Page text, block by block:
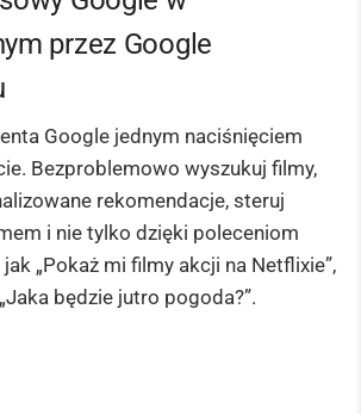
przez Google
Google jednym naciśnięciem
Bezproblemowo wyszukuj filmy,
rekomendacje, steruj
i nie tylko dzięki poleceniom
„Pokaż mi filmy akcji na Netflixie”,
„Jaka będzie jutro pogoda?”.